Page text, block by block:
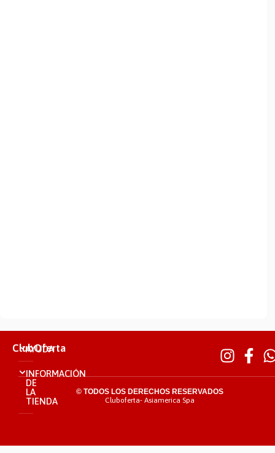
ClubOferta
AYUDA
INFORMACIÓN
DE
LA
TIENDA
© TODOS LOS DERECHOS RESERVADOS
Cluboferta- Asiamerica Spa